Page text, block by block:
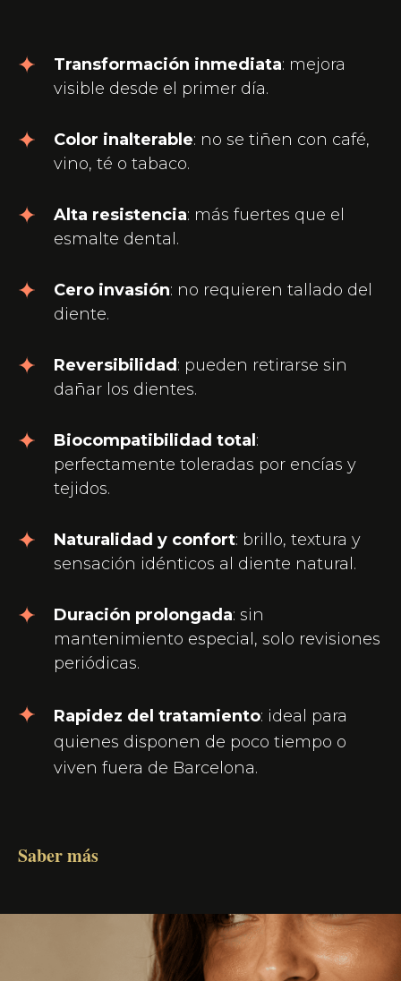
Transformación inmediata: mejora
visible desde el primer día.
Color inalterable: no se tiñen con café,
vino, té o tabaco.
Alta resistencia: más fuertes que el
esmalte dental.
Cero invasión: no requieren tallado del
diente.
Reversibilidad : pueden retirarse sin
dañar los dientes.
Biocompatibilidad total :
perfectamente toleradas por encías y
tejidos.
Naturalidad y confort: brillo, textura y
sensación idénticos al diente natural.
Duración prolongada: sin
mantenimiento especial, solo revisiones
periódicas.
Rapidez del tratamiento: ideal para
quienes disponen de poco tiempo o
viven fuera de Barcelona.
Saber más